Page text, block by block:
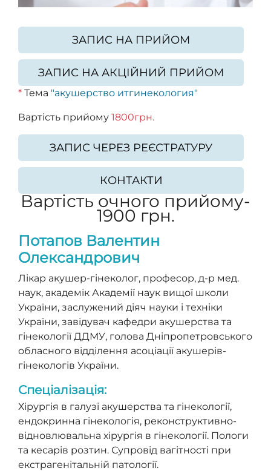
ЗАПИС НА ПРИЙОМ
ЗАПИС НА АКЦІЙНИЙ ПРИЙОМ
* Тема "акушерство итгинекология"
Вартість прийому 1800грн.
ЗАПИС ЧЕРЕЗ РЕЄСТРАТУРУ
КОНТАКТИ
Вартість очного прийому-
1900 грн.
Потапов Валентин
Олександрович
Лікар акушер-гінеколог, професор, д-р мед.
наук, академік Академії наук вищої школи
України, заслужений діяч науки і техніки
України, завідувач кафедри акушерства та
гінекології ДДМУ, голова Дніпропетровського
обласного відділення асоціації акушерів-
гінекологів України.
Спеціалізація:
Хірургія в галузі акушерства та гінекології,
ендокринна гінекологія, реконструктивно-
відновлювальна хірургія в гінекології. Пологи
та кесарів розтин. Супровід вагітності при
екстрагенітальній патології.